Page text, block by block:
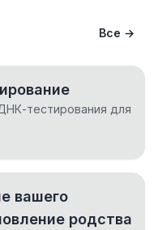
Все →
тестирования для
вашего
родства